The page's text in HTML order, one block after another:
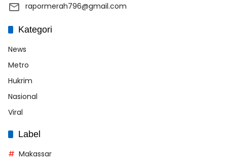
rapormerah796@gmail.com
Kategori
News
Metro
Hukrim
Nasional
Viral
Label
Makassar